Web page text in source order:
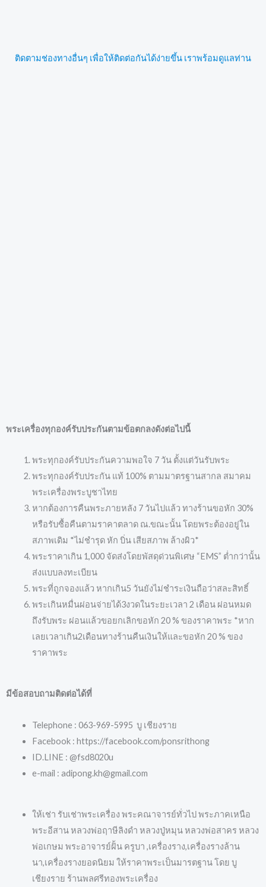
ติดตามช่องทางอื่นๆ เพื่อให้ติดต่อกันได้ง่ายขึ้น เราพร้อมดูแลท่าน
พระเครื่องทุกองค์รับประกันตามข้อตกลงดังต่อไปนี้
พระทุกองค์รับประกันความพอใจ 7 วัน ตั้งแต่วันรับพระ
พระทุกองค์รับประกัน แท้ 100% ตามมาตรฐานสากล สมาคม
พระเครื่องพระบูชาไทย
หากต้องการคืนพระภายหลัง 7 วันไปแล้ว ทางร้านขอหัก 30%
หรือรับซื้อคืนตามราคาตลาด ณ.ขณะนั้น โดยพระต้องอยู่ใน
สภาพเดิม *ไม่ชำรุด หัก บิ่น เสียสภาพ ล้างผิว*
พระราคาเกิน 1,000 จัดส่งโดยพัสดุด่วนพิเศษ “EMS” ต่ำกว่านั้น
ส่งแบบลงทะเบียน
พระที่ถูกจองแล้ว หากเกิน5 วันยังไม่ชำระเงินถือว่าสละสิทธิ์
พระเกินหมื่นผ่อนจ่ายได้3งวดในระยะเวลา 2 เดือน ผ่อนหมด
ถึงรับพระ ผ่อนแล้วขอยกเลิกขอหัก 20 % ของราคาพระ *หาก
เลยเวลาเกิน2เดือนทางร้านคืนเงินให้และขอหัก 20 % ของ
ราคาพระ
มีข้อสอบถามติดต่อได้ที่
Telephone : 063-969-5995 บู เชียงราย
Facebook : https://facebook.com/ponsrithong
ID.LINE : @fsd8020u
e-mail : adipong.kh@gmail.com
ให้เช่า รับเช่าพระเครื่อง พระคณาจารย์ทั่วไป พระภาคเหนือ
พระอีสาน หลวงพ่อฤาษีลิงดำ หลวงปู่หมุน หลวงพ่อสาคร หลวง
พ่อเกษม พระอาจารย์ฝั้น ครูบา ,เครื่องราง,เครื่องรางล้าน
นา,เครื่องรางยอดนิยม ให้ราคาพระเป็นมารตฐาน โดย บู
เชียงราย ร้านพลศรีทองพระเครื่อง